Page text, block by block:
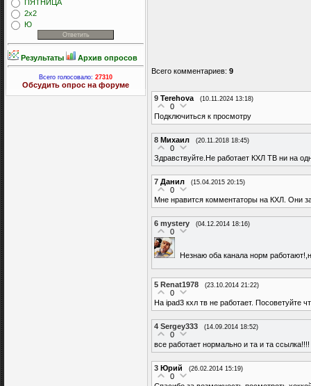
ПЯТНИЦА
2x2
Ю
Результаты Архив опросов
Всего голосовало: 27310
Обсудить опрос на форуме
Всего комментариев: 9
9 Terehova (10.11.2024 13:18)
0
Подключиться к просмотру
8 Михаил (20.11.2018 18:45)
0
Здравствуйте.Не работает КХЛ ТВ ни на
7 Данил (15.04.2015 20:15)
0
Мне нравится комментаторы на КХЛ. Они
6 mystery (04.12.2014 18:16)
0
Незнаю оба канала норм
5 Renat1978 (23.10.2014 21:22)
0
На ipad3 кхл тв не работает. Посоветуйте
4 Sergey333 (14.09.2014 18:52)
0
все работает нормально и та и та ссылка!!!!
3 Юрий (26.02.2014 15:19)
0